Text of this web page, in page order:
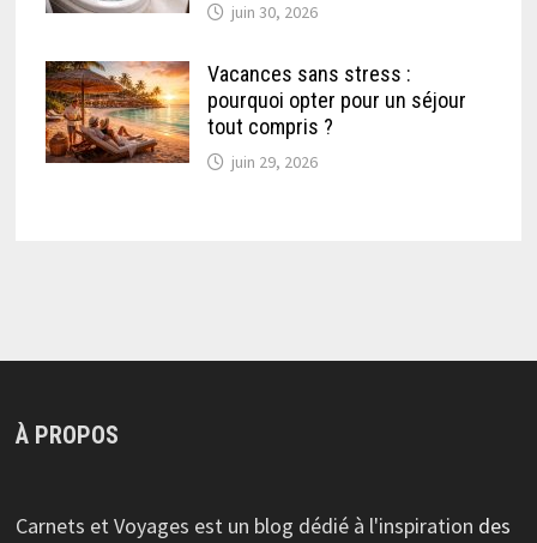
juin 30, 2026
Vacances sans stress :
pourquoi opter pour un séjour
tout compris ?
juin 29, 2026
À PROPOS
Carnets et Voyages est un blog dédié à l'inspiration des